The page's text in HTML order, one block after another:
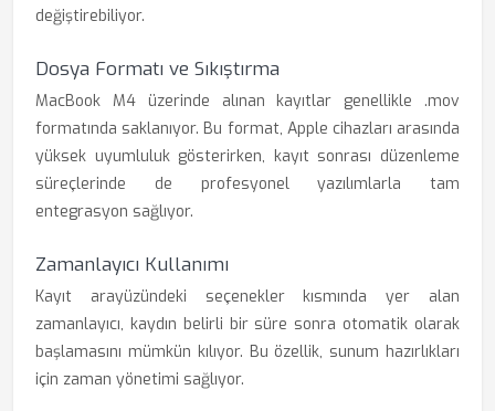
değiştirebiliyor.
Dosya Formatı ve Sıkıştırma
MacBook M4 üzerinde alınan kayıtlar genellikle .mov
formatında saklanıyor. Bu format, Apple cihazları arasında
yüksek uyumluluk gösterirken, kayıt sonrası düzenleme
süreçlerinde de profesyonel yazılımlarla tam
entegrasyon sağlıyor.
Zamanlayıcı Kullanımı
Kayıt arayüzündeki seçenekler kısmında yer alan
zamanlayıcı, kaydın belirli bir süre sonra otomatik olarak
başlamasını mümkün kılıyor. Bu özellik, sunum hazırlıkları
için zaman yönetimi sağlıyor.